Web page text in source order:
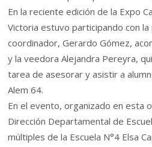
En la reciente edición de la Expo
Victoria estuvo participando con
coordinador, Gerardo Gómez,
y la veedora Alejandra Pereyra,
tarea de asesorar y asistir a
Alem 64.
En el evento, organizado en esta
Dirección Departamental de
múltiples de la Escuela N°4 Elsa